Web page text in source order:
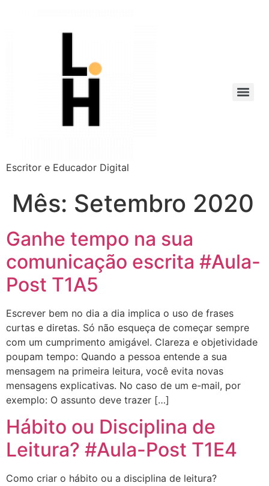
Escritor e Educador Digital
Mês: Setembro 2020
Ganhe tempo na sua
comunicação escrita #Aula-
Post T1A5
Escrever bem no dia a dia implica o uso de frases
curtas e diretas. Só não esqueça de começar sempre
com um cumprimento amigável. Clareza e objetividade
poupam tempo: Quando a pessoa entende a sua
mensagem na primeira leitura, você evita novas
mensagens explicativas. No caso de um e-mail, por
exemplo: O assunto deve trazer […]
Hábito ou Disciplina de
Leitura? #Aula-Post T1E4
Como criar o hábito ou a disciplina de leitura?